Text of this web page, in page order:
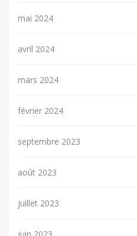
mai 2024
avril 2024
mars 2024
février 2024
septembre 2023
août 2023
juillet 2023